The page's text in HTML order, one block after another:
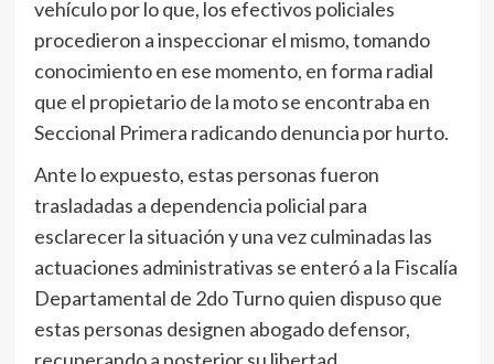
vehículo por lo que, los efectivos policiales
procedieron a inspeccionar el mismo, tomando
conocimiento en ese momento, en forma radial
que el propietario de la moto se encontraba en
Seccional Primera radicando denuncia por hurto.
Ante lo expuesto, estas personas fueron
trasladadas a dependencia policial para
esclarecer la situación y una vez culminadas las
actuaciones administrativas se enteró a la Fiscalía
Departamental de 2do Turno quien dispuso que
estas personas designen abogado defensor,